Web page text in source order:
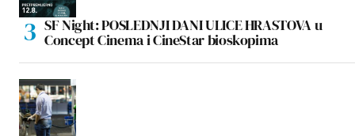
SF Night: POSLEDNJI DANI ULICE HRASTOVA u
Concept Cinema i CineStar bioskopima